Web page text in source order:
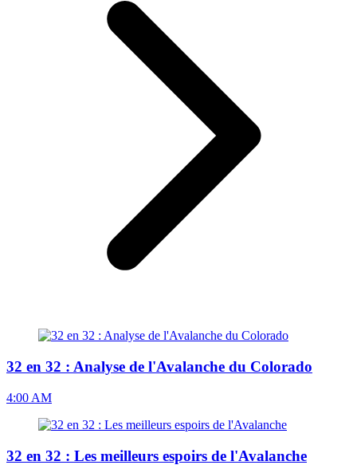
32 en 32 : Analyse de l'Avalanche du Colorado
4:00 AM
32 en 32 : Les meilleurs espoirs de l'Avalanche